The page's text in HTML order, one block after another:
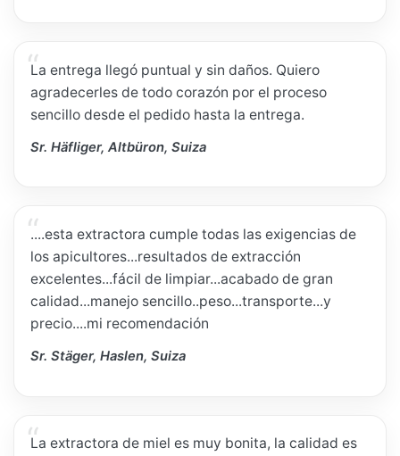
La entrega llegó puntual y sin daños. Quiero
agradecerles de todo corazón por el proceso
sencillo desde el pedido hasta la entrega.
Sr. Häfliger, Altbüron, Suiza
....esta extractora cumple todas las exigencias de
los apicultores...resultados de extracción
excelentes...fácil de limpiar...acabado de gran
calidad...manejo sencillo..peso...transporte...y
precio....mi recomendación
Sr. Stäger, Haslen, Suiza
La extractora de miel es muy bonita, la calidad es